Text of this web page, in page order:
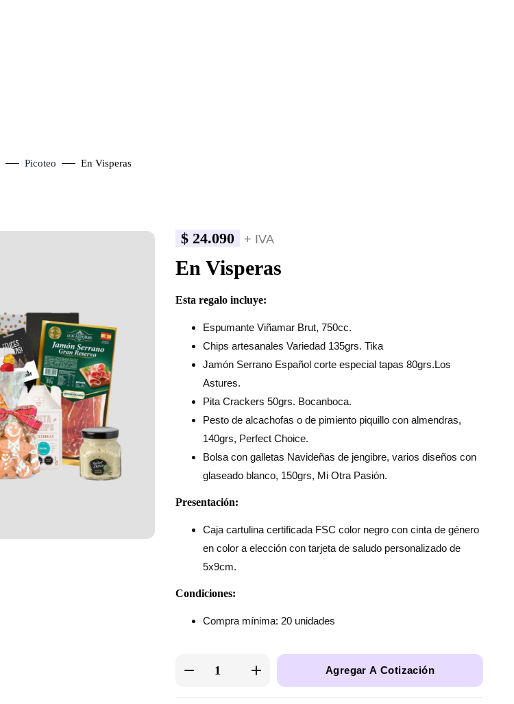
Picoteo En Visperas
$ 24.090 + IVA
En Visperas
Esta regalo incluye:
Espumante Viñamar Brut, 750cc.
Chips artesanales Variedad 135grs. Tika
Jamón Serrano Español corte especial tapas 80grs.Los
Astures.
Pita Crackers 50grs. Bocanboca.
Pesto de alcachofas o de pimiento piquillo con almendras,
140grs, Perfect Choice.
Bolsa con galletas Navideñas de jengibre, varios diseños con
glaseado blanco, 150grs, Mi Otra Pasión.
Presentación:
Caja cartulina certificada FSC color negro con cinta de género
en color a elección con tarjeta de saludo personalizado de
5x9cm.
Condiciones:
Compra mínima: 20 unidades
Agregar A Cotización